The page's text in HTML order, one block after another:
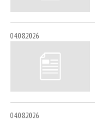
04.08.2026
04.08.2026